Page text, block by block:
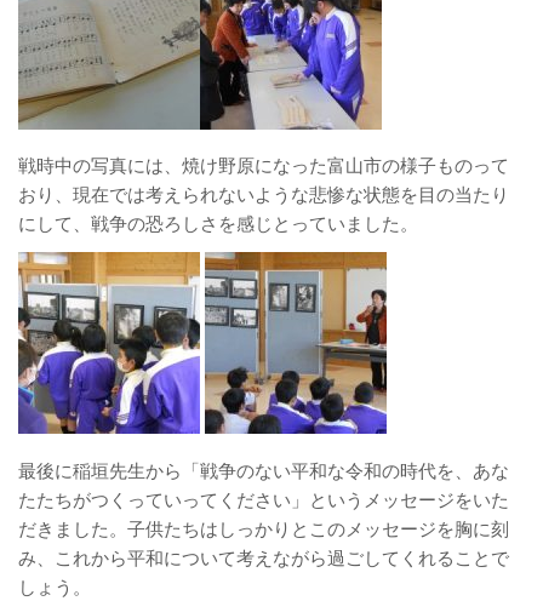
戦時中の写真には、焼け野原になった富山市の様子ものって
おり、現在では考えられないような悲惨な状態を目の当たり
にして、戦争の恐ろしさを感じとっていました。
最後に稲垣先生から「戦争のない平和な令和の時代を、あな
たたちがつくっていってください」というメッセージをいた
だきました。子供たちはしっかりとこのメッセージを胸に刻
み、これから平和について考えながら過ごしてくれることで
しょう。